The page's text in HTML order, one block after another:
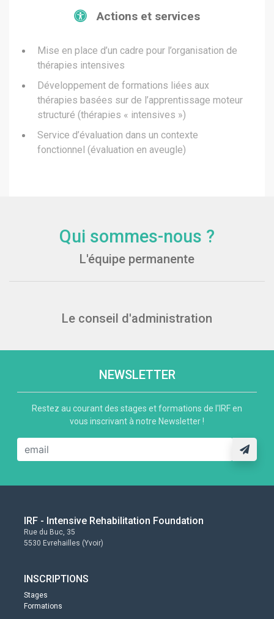
Actions et services
Mise en place d’un cadre pour l’organisation de
thérapies intensives
Développement de formations liées aux
thérapies basées sur de l’apprentissage moteur
structuré (thérapies « intensives »)
Service d’évaluation dans un contexte
fonctionnel (évaluation en aveugle)
Qui sommes-nous ?
L'équipe permanente
Le conseil d'administration
NEWSLETTER
Restez au courant des stages et formations de l'IRF en
vous inscrivant à notre Newsletter !
IRF - Intensive Rehabilitation Foundation
Rue du Buc, 35
5530 Evrehailles (Yvoir)
INSCRIPTIONS
Stages
Formations